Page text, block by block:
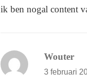
ik ben nogal content
Wouter
3 februari